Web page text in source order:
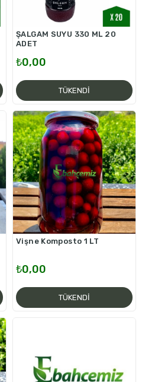
TÜKENDI
ŞALGAM SUYU 330 ML 20
ADET
₺0,00
TÜKENDI
Vişne Komposto 1 LT
₺0,00